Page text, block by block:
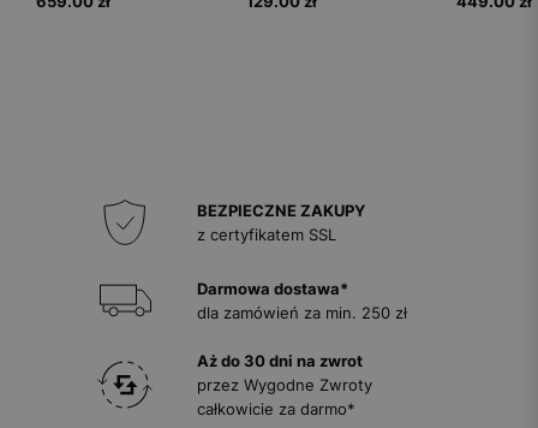
BEZPIECZNE ZAKUPY
z certyfikatem SSL
Darmowa dostawa*
dla zamówień za min. 250 zł
Aż do 30 dni na zwrot
przez Wygodne Zwroty
całkowicie za darmo*